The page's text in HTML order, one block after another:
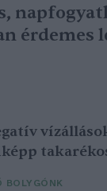
érdemes
BOLYGÓNK